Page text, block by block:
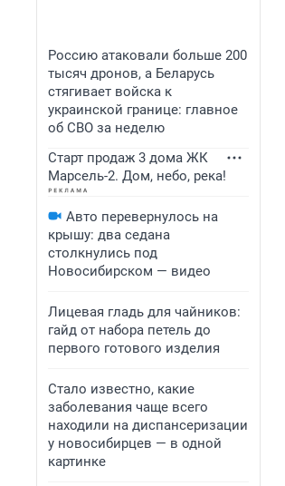
Россию атаковали больше 200
тысяч дронов, а Беларусь
стягивает войска к
украинской границе: главное
об СВО за неделю
Старт продаж 3 дома ЖК
Марсель-2. Дом, небо, река!
Авто перевернулось на
крышу: два седана
столкнулись под
Новосибирском — видео
Лицевая гладь для чайников:
гайд от набора петель до
первого готового изделия
Стало известно, какие
заболевания чаще всего
находили на диспансеризации
у новосибирцев — в одной
картинке